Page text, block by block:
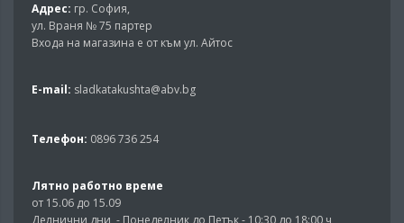
Адрес: гр. София,
ул. Враня № 75 партер
Входа на магазина е от към ул. Айтос
E-mail: sladkatakushta@abv.bg
Телефон: 0896 736 254
Лятно работно време
от 15.06 до 15.09
Делнични дни - Понеделник до Петък - 10:30 до 18:00 ч